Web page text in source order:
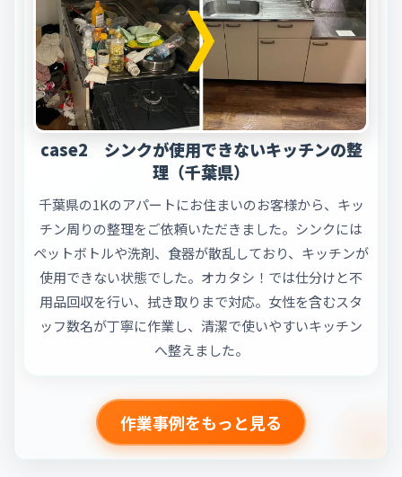
case2 シンクが使用できないキッチンの整
理（千葉県）
千葉県の1Kのアパートにお住まいのお客様から、キッ
チン周りの整理をご依頼いただきました。シンクには
ペットボトルや洗剤、食器が散乱しており、キッチンが
使用できない状態でした。オカタシ！では仕分けと不
用品回収を行い、拭き取りまで対応。女性を含むスタ
ッフ数名が丁寧に作業し、清潔で使いやすいキッチン
へ整えました。
作業事例をもっと見る